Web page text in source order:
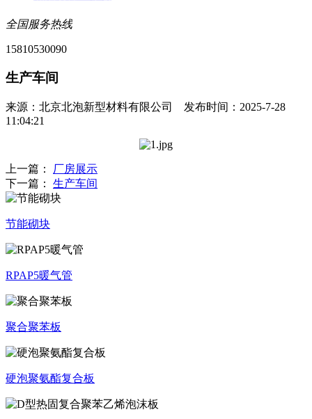
全国服务热线
15810530090
生产车间
来源：北京北泡新型材料有限公司 发布时间：2025-7-28
11:04:21
上一篇： 厂房展示
下一篇： 生产车间
节能砌块
RPAP5暖气管
聚合聚苯板
硬泡聚氨酯复合板